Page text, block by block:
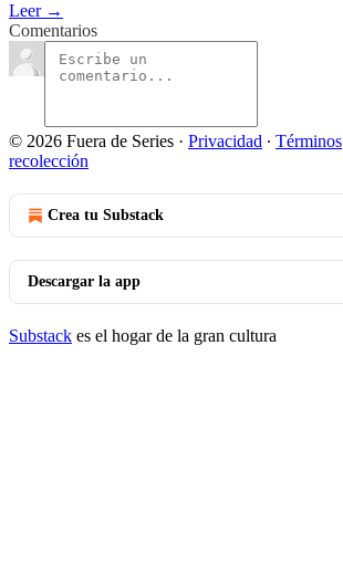
Leer →
Comentarios
© 2026 Fuera de Series · Privacidad ∙ Términos
recolección
Crea tu Substack
Descargar la app
Substack es el hogar de la gran cultura